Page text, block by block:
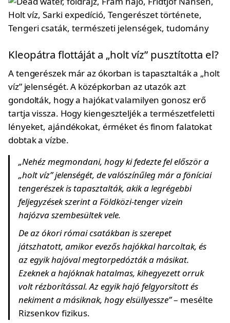
Kleopátra flottáját a „holt víz” pusztította el?
A tengerészek már az ókorban is tapasztalták a „holt
víz” jelenségét. A középkorban az utazók azt
gondolták, hogy a hajókat valamilyen gonosz erő
tartja vissza. Hogy kiengeszteljék a természetfeletti
lényeket, ajándékokat, érméket és finom falatokat
dobtak a vízbe.
„Nehéz megmondani, hogy ki fedezte fel először a
„holt víz” jelenségét, de valószínűleg már a föníciai
tengerészek is tapasztalták, akik a legrégebbi
feljegyzések szerint a Földközi-tenger vizein
hajózva szembesültek vele.
De az ókori római csatákban is szerepet
játszhatott, amikor evezős hajókkal harcoltak, és
az egyik hajóval megtorpedózták a másikat.
Ezeknek a hajóknak hatalmas, kihegyezett orruk
volt rézborítással. Az egyik hajó felgyorsított és
nekiment a másiknak, hogy elsüllyessze”– mesélte
Rizsenkov fizikus.